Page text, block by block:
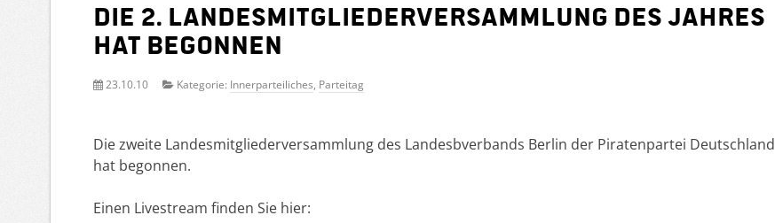
Die 2. Landesmitgliederversammlung des Jahres
hat begonnen
23.10.10 Kategorie: Innerparteiliches, Parteitag
Die zweite Landesmitgliederversammlung des Landesbverbands Berlin der Piratenpartei Deutschland
hat begonnen.
Einen Livestream finden Sie hier: